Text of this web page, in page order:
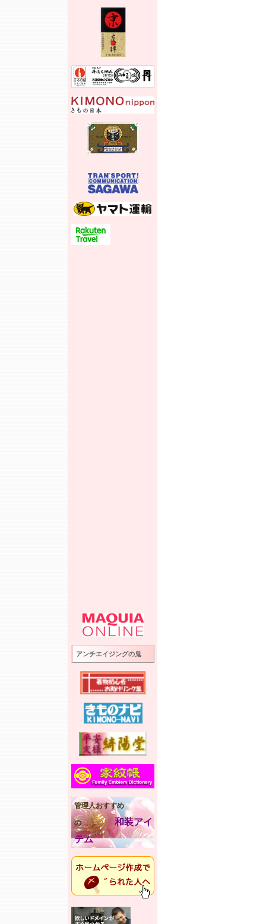
アンチエイジングの鬼
管理人おすすめ
の
和装アイ
テム